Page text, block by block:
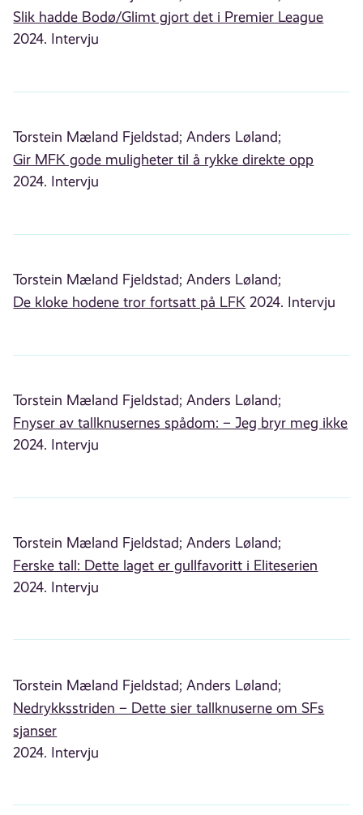
Slik hadde Bodø/Glimt gjort det i Premier League
2024. Intervju
Torstein Mæland Fjeldstad; Anders Løland;
Gir MFK gode muligheter til å rykke direkte opp
2024. Intervju
Torstein Mæland Fjeldstad; Anders Løland;
De kloke hodene tror fortsatt på LFK 2024. Intervju
Torstein Mæland Fjeldstad; Anders Løland;
Fnyser av tallknusernes spådom: – Jeg bryr meg ikke
2024. Intervju
Torstein Mæland Fjeldstad; Anders Løland;
Ferske tall: Dette laget er gullfavoritt i Eliteserien
2024. Intervju
Torstein Mæland Fjeldstad; Anders Løland;
Nedrykksstriden – Dette sier tallknuserne om SFs
sjanser
2024. Intervju